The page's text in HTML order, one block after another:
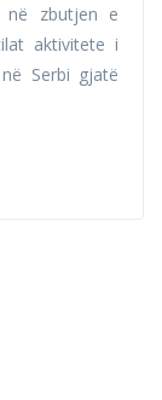
në zbutjen e
aktivitete i
Serbi gjatë